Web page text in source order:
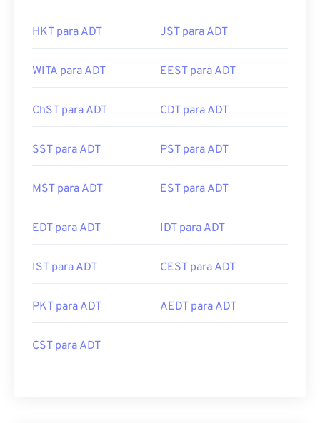
HKT para ADT JST para ADT
WITA para ADT EEST para ADT
ChST para ADT CDT para ADT
SST para ADT PST para ADT
MST para ADT EST para ADT
EDT para ADT IDT para ADT
IST para ADT CEST para ADT
PKT para ADT AEDT para ADT
CST para ADT